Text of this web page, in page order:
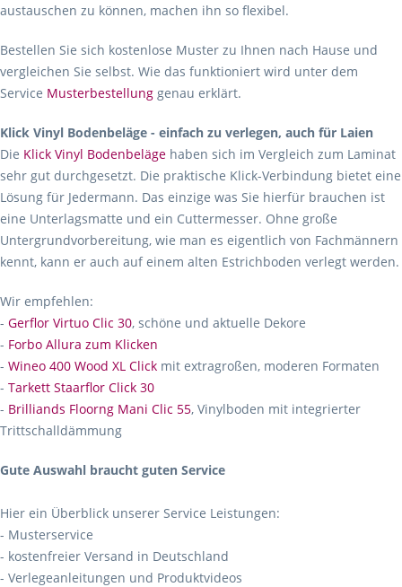
austauschen zu können, machen ihn so flexibel.
Bestellen Sie sich kostenlose Muster zu Ihnen nach Hause und
vergleichen Sie selbst. Wie das funktioniert wird unter dem
Service Musterbestellung genau erklärt.
Klick Vinyl Bodenbeläge - einfach zu verlegen, auch für Laien
Die Klick Vinyl Bodenbeläge haben sich im Vergleich zum Laminat
sehr gut durchgesetzt. Die praktische Klick-Verbindung bietet eine
Lösung für Jedermann. Das einzige was Sie hierfür brauchen ist
eine Unterlagsmatte und ein Cuttermesser. Ohne große
Untergrundvorbereitung, wie man es eigentlich von Fachmännern
kennt, kann er auch auf einem alten Estrichboden verlegt werden.
Wir empfehlen:
- Gerflor Virtuo Clic 30, schöne und aktuelle Dekore
- Forbo Allura zum Klicken
- Wineo 400 Wood XL Click mit extragroßen, moderen Formaten
- Tarkett Staarflor Click 30
- Brilliands Floorng Mani Clic 55, Vinylboden mit integrierter
Trittschalldämmung
Gute Auswahl braucht guten Service
Hier ein Überblick unserer Service Leistungen:
- Musterservice
- kostenfreier Versand in Deutschland
- Verlegeanleitungen und Produktvideos